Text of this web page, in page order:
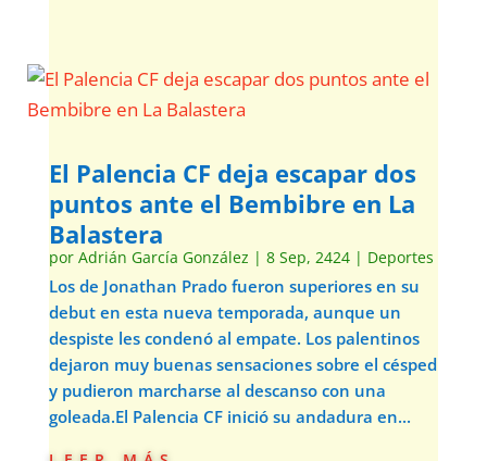
El Palencia CF deja escapar dos
puntos ante el Bembibre en La
Balastera
por Adrián García González | 8 Sep, 2424| Deportes
Los de Jonathan Prado fueron superiores en su
debut en esta nueva temporada, aunque un
despiste les condenó al empate. Los palentinos
dejaron muy buenas sensaciones sobre el césped
y pudieron marcharse al descanso con una
goleada.El Palencia CF inició su andadura en...